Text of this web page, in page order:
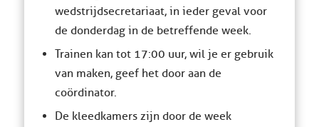
wedstrijdsecretariaat, in ieder geval voor
de donderdag in de betreffende week.
Trainen kan tot 17:00 uur, wil je er gebruik
van maken, geef het door aan de
coördinator.
De kleedkamers zijn door de week